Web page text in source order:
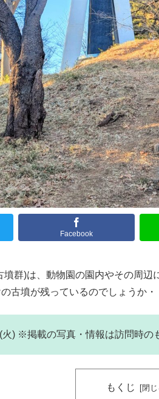
Facebook
墳群)は、動物園の園内やその周
古墳が残っているのでしょうか・
火) ※掲載の写真・情報は訪問時の
もくじ